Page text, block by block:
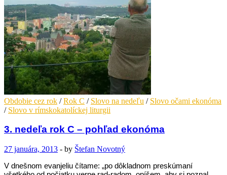
C
–
pohľad
ekonóma
Obdobie cez rok /Rok C / Slovo na nedeľu / Slovo očami ekonóma
/ Slovo v rímskokatolíckej liturgii
3. nedeľa rok C – pohľad ekonóma
27 januára, 2013 - by Štefan Novotný
V dnešnom evanjeliu čítame: „po dôkladnom preskúmaní